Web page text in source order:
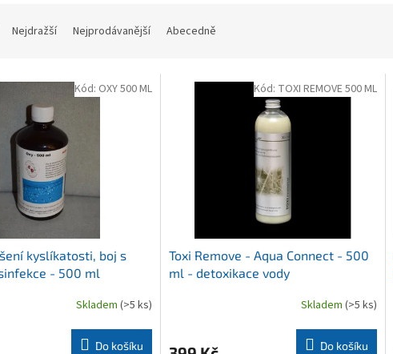
Nejdražší Nejprodávanější Abecedně
kyslíkatosti, boj s
- 500 ml
Skladem (>5 ks)
Do košíku
Kód: OXY 500 ML
Toxi Remove - Aqua Connect - 500
ml - detoxikace vody
Skladem (>5 ks)
Do košíku
Kód: TOXI REMOVE 500 ML